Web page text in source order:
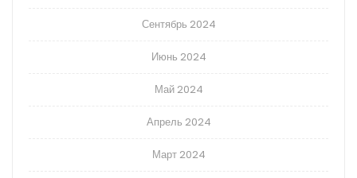
Сентябрь 2024
Июнь 2024
Май 2024
Апрель 2024
Март 2024